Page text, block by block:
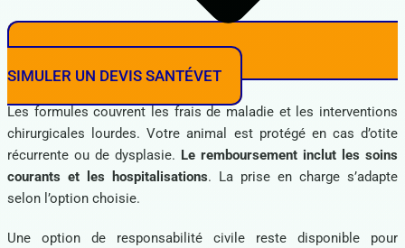
SIMULER UN DEVIS SANTÉVET
Les formules couvrent les frais de maladie et les interventions
chirurgicales lourdes. Votre animal est protégé en cas d’otite
récurrente ou de dysplasie. Le remboursement inclut les soins
courants et les hospitalisations. La prise en charge s’adapte
selon l’option choisie.
Une option de responsabilité civile reste disponible pour